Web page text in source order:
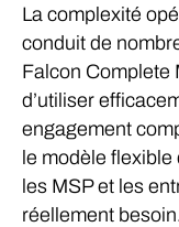
La complexité
conduit de
Falcon Complete
d’utiliser
engagement
le modèle
les MSP et les
réellement